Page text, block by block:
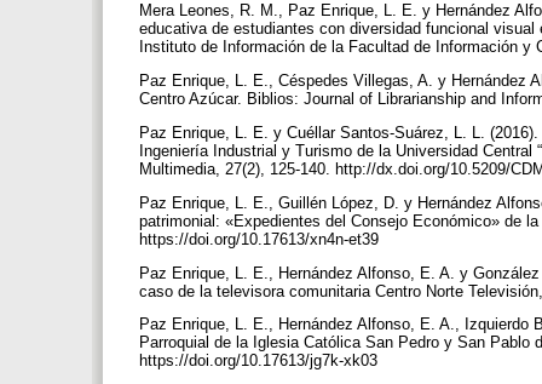
Mera Leones, R. M., Paz Enrique, L. E. y Hernández
educativa de estudiantes con diversidad funcional
Instituto de Información de la Facultad de Información
Paz Enrique, L. E., Céspedes Villegas, A. y Hernández
Centro Azúcar. Biblios: Journal of Librarianship and
Paz Enrique, L. E. y Cuéllar Santos-Suárez, L. L.
Ingeniería Industrial y Turismo de la Universidad Central
Multimedia, 27(2), 125-140. http://dx.doi.org/10.5209/
Paz Enrique, L. E., Guillén López, D. y Hernández
patrimonial: «Expedientes del Consejo Económico» de
https://doi.org/10.17613/xn4n-et39
Paz Enrique, L. E., Hernández Alfonso, E. A. y
caso de la televisora comunitaria Centro Norte
Paz Enrique, L. E., Hernández Alfonso, E. A.,
Parroquial de la Iglesia Católica San Pedro y San
https://doi.org/10.17613/jg7k-xk03